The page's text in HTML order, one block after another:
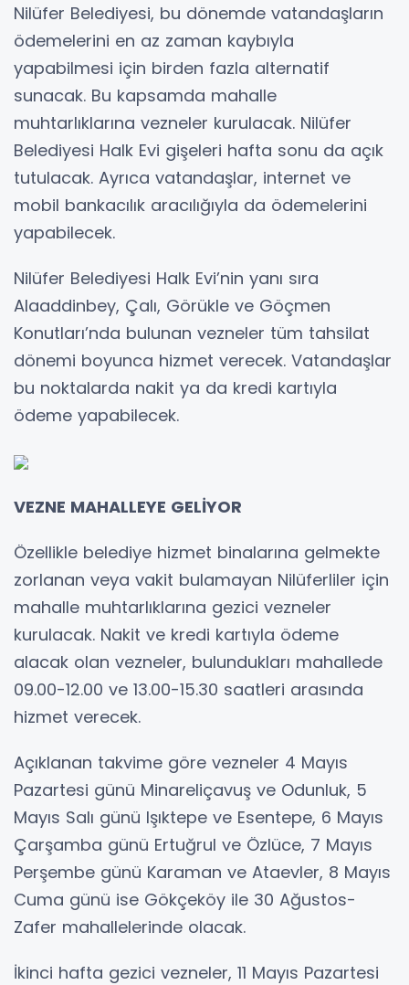
Nilüfer Belediyesi, bu dönemde vatandaşların
ödemelerini en az zaman kaybıyla
yapabilmesi için birden fazla alternatif
sunacak. Bu kapsamda mahalle
muhtarlıklarına vezneler kurulacak. Nilüfer
Belediyesi Halk Evi gişeleri hafta sonu da açık
tutulacak. Ayrıca vatandaşlar, internet ve
mobil bankacılık aracılığıyla da ödemelerini
yapabilecek.
Nilüfer Belediyesi Halk Evi’nin yanı sıra
Alaaddinbey, Çalı, Görükle ve Göçmen
Konutları’nda bulunan vezneler tüm tahsilat
dönemi boyunca hizmet verecek. Vatandaşlar
bu noktalarda nakit ya da kredi kartıyla
ödeme yapabilecek.
VEZNE MAHALLEYE GELİYOR
Özellikle belediye hizmet binalarına gelmekte
zorlanan veya vakit bulamayan Nilüferliler için
mahalle muhtarlıklarına gezici vezneler
kurulacak. Nakit ve kredi kartıyla ödeme
alacak olan vezneler, bulundukları mahallede
09.00-12.00 ve 13.00-15.30 saatleri arasında
hizmet verecek.
Açıklanan takvime göre vezneler 4 Mayıs
Pazartesi günü Minareliçavuş ve Odunluk, 5
Mayıs Salı günü Işıktepe ve Esentepe, 6 Mayıs
Çarşamba günü Ertuğrul ve Özlüce, 7 Mayıs
Perşembe günü Karaman ve Ataevler, 8 Mayıs
Cuma günü ise Gökçeköy ile 30 Ağustos-
Zafer mahallelerinde olacak.
İkinci hafta gezici vezneler, 11 Mayıs Pazartesi